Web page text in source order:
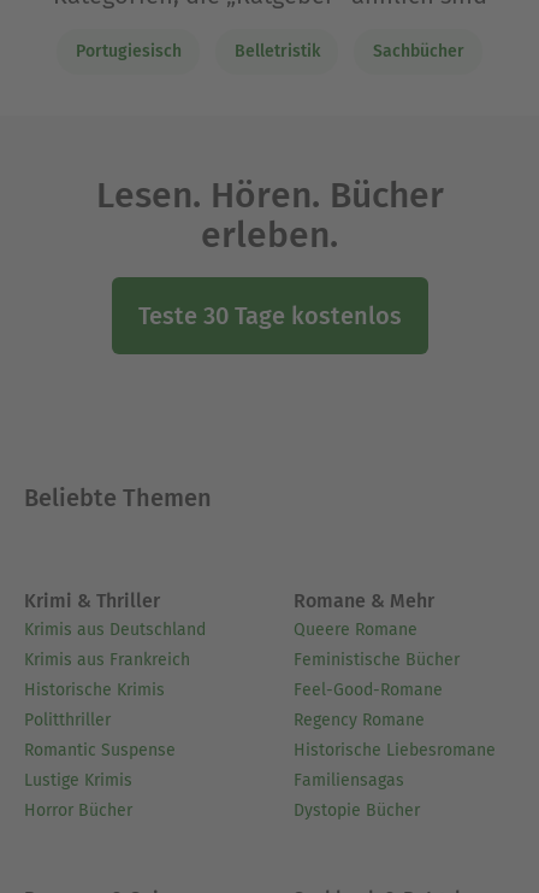
Portugiesisch Belletristik Sachbücher
Lesen. Hören. Bücher
erleben.
Teste 30 Tage kostenlos
Beliebte Themen
Krimi & Thriller
Krimis aus Deutschland
Krimis aus Frankreich
Historische Krimis
Politthriller
Romantic Suspense
Lustige Krimis
Horror Bücher
Romane & Mehr
Queere Romane
Feministische Bücher
Feel-Good-Romane
Regency Romane
Historische Liebesromane
Familiensagas
Dystopie Bücher